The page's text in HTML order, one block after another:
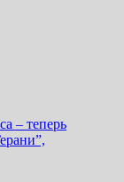
– теперь